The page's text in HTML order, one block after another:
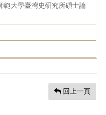
範大學臺灣史研究所碩士論
回上一頁